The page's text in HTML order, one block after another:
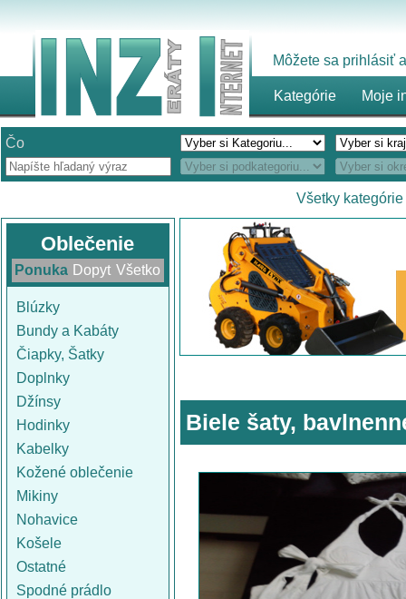
Môžete sa prihlásiť
Kategórie Moje
Čo
Všetky kategórie
Oblečenie
Ponuka Dopyt Všetko
Blúzky
Bundy a Kabáty
Čiapky, Šatky
Doplnky
Džínsy
Hodinky
Kabelky
Kožené oblečenie
Mikiny
Nohavice
Košele
Ostatné
Spodné prádlo
Biele šaty,